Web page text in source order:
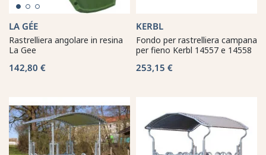
LA GÉE
Rastrelliera angolare in resina
La Gee
142,80 €
KERBL
Fondo per rastrelliera campana
per fieno Kerbl 14557 e 14558
253,15 €